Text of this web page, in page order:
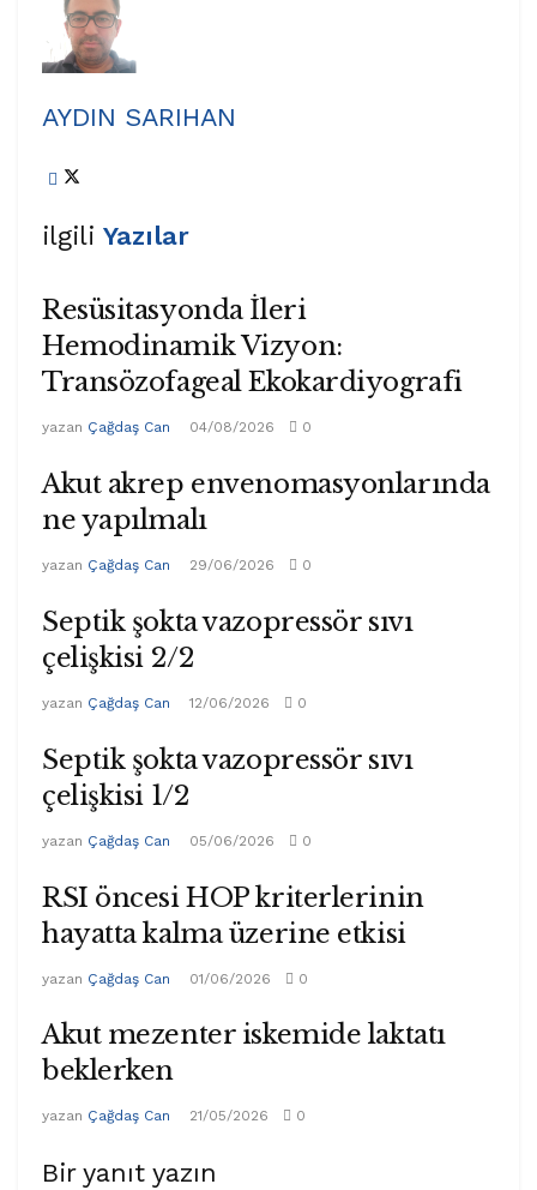
AYDIN SARIHAN
ilgili Yazılar
Resüsitasyonda İleri
Hemodinamik Vizyon:
Transözofageal Ekokardiyografi
yazan Çağdaş Can 04/08/2026 0
Akut akrep envenomasyonlarında
ne yapılmalı
yazan Çağdaş Can 29/06/2026 0
Septik şokta vazopressör sıvı
çelişkisi 2/2
yazan Çağdaş Can 12/06/2026 0
Septik şokta vazopressör sıvı
çelişkisi 1/2
yazan Çağdaş Can 05/06/2026 0
RSI öncesi HOP kriterlerinin
hayatta kalma üzerine etkisi
yazan Çağdaş Can 01/06/2026 0
Akut mezenter iskemide laktatı
beklerken
yazan Çağdaş Can 21/05/2026 0
Bir yanıt yazın